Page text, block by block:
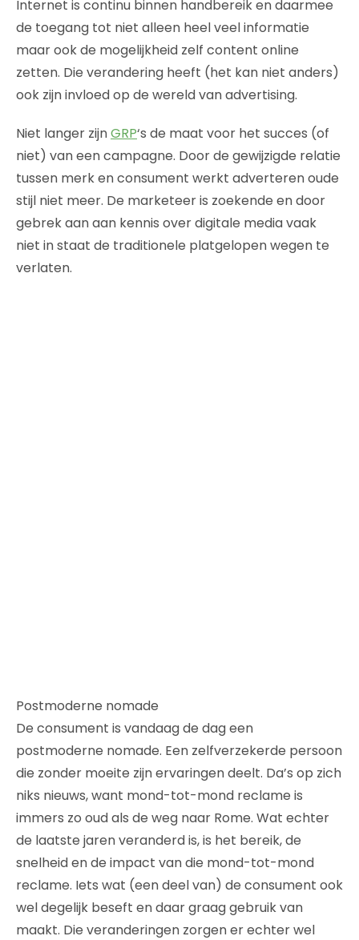
Internet is continu binnen handbereik en daarmee
de toegang tot niet alleen heel veel informatie
maar ook de mogelijkheid zelf content online
zetten. Die verandering heeft (het kan niet anders)
ook zijn invloed op de wereld van advertising.
Niet langer zijnGRP‘s de maat voor het succes (of
niet) van een campagne. Door de gewijzigde relatie
tussen merk en consument werkt adverteren oude
stijl niet meer. De marketeer is zoekende en door
gebrek aan aan kennis over digitale media vaak
niet in staat de traditionele platgelopen wegen te
verlaten.
Postmoderne nomade
De consument is vandaag de dag een
postmoderne nomade. Een zelfverzekerde persoon
die zonder moeite zijn ervaringen deelt. Da’s op zich
niks nieuws, want mond-tot-mond reclame is
immers zo oud als de weg naar Rome. Wat echter
de laatste jaren veranderd is, is het bereik, de
snelheid en de impact van die mond-tot-mond
reclame. Iets wat (een deel van) de consument ook
wel degelijk beseft en daar graag gebruik van
maakt. Die veranderingen zorgen er echter wel